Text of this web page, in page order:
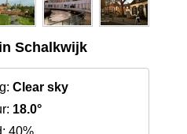
Schalkwijk
Clear sky
18.0°